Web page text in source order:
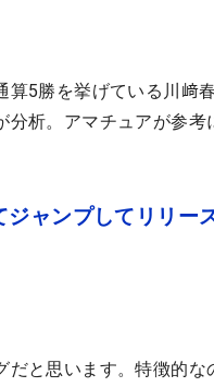
5勝を挙げている川﨑
析。アマチュアが参考
ジャンプしてリリ
と思います。特徴的な